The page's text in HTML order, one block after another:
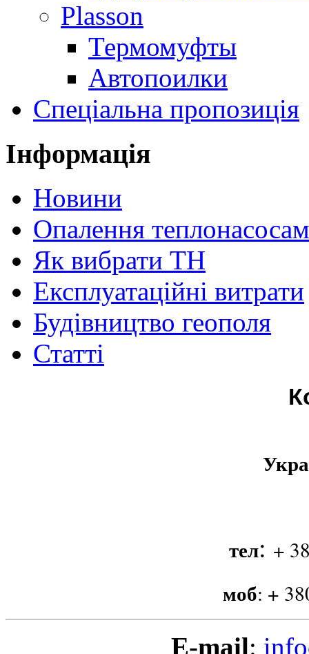
Plasson
Термомуфты
Автопоилки
Спеціальна пропозиція
Інформація
Новини
Опалення
Як вибрати ТН
Експлуатаційні витрати
Будівництво геополя
Статті
тел: +
моб: +
E-mail: info